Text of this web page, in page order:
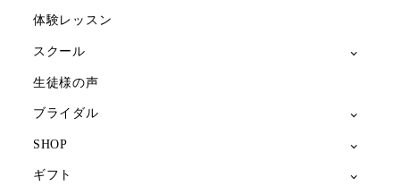
体験レッスン
スクール
生徒様の声
ブライダル
SHOP
ギフト